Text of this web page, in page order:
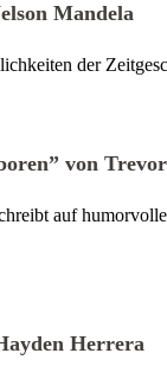
Mandela
der
von
auf
Herrera